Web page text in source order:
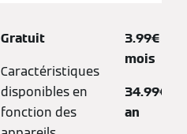
Gratuit
Caractéristiques
disponibles en
fonction des
3.99€ par
mois
34.99€
an